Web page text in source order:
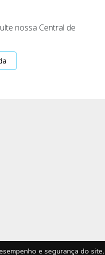
nossa Central de
e segurança do site,